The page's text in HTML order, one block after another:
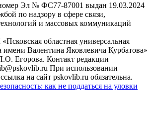
Эл № ФС77-87001 выдан 19.03.2024
по надзору в сфере связи,
и массовых коммуникаций
областная универсальная
имени Валентина Яковлевича Курбатова»
Егорова. Контакт редакции
При использовании
на сайт pskovlib.ru обязательна.
как не поддаться на уловки